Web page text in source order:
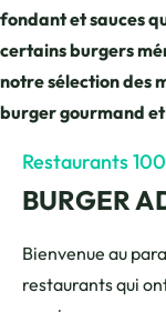
fondant et sauces
certains burgers
notre sélection des
burger gourmand
Restaurants
BURGER
Bienvenue au
restaurants qui